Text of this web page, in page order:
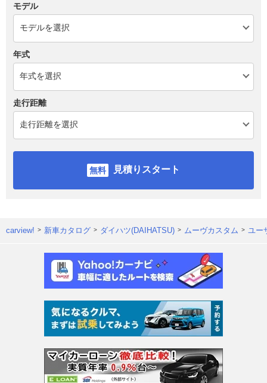
モデル
年式
走行距離
見積りスタート
carview! 新車カタログ ダイハツ(DAIHATSU) ムーヴカスタム ユー